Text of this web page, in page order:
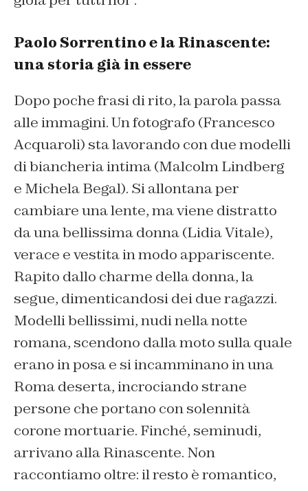
Paolo Sorrentino e la Rinascente:
una storia già in essere
Dopo poche frasi di rito, la parola passa
alle immagini. Un fotografo (Francesco
Acquaroli) sta lavorando con due modelli
di biancheria intima (Malcolm Lindberg
e Michela Begal). Si allontana per
cambiare una lente, ma viene distratto
da una bellissima donna (Lidia Vitale),
verace e vestita in modo appariscente.
Rapito dallo charme della donna, la
segue, dimenticandosi dei due ragazzi.
Modelli bellissimi, nudi nella notte
romana, scendono dalla moto sulla quale
erano in posa e si incamminano in una
Roma deserta, incrociando strane
persone che portano con solennità
corone mortuarie. Finché, seminudi,
arrivano alla Rinascente. Non
raccontiamo oltre: il resto è romantico,